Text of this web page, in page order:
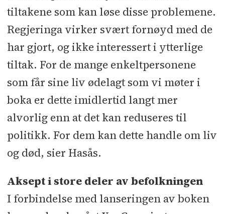
tiltakene som kan løse disse problemene.
Regjeringa virker svært fornøyd med de
har gjort, og ikke interessert i ytterlige
tiltak. For de mange enkeltpersonene
som får sine liv ødelagt som vi møter i
boka er dette imidlertid langt mer
alvorlig enn at det kan reduseres til
politikk. For dem kan dette handle om liv
og død, sier Hasås.
Aksept i store deler av befolkningen
I forbindelse med lanseringen av boken